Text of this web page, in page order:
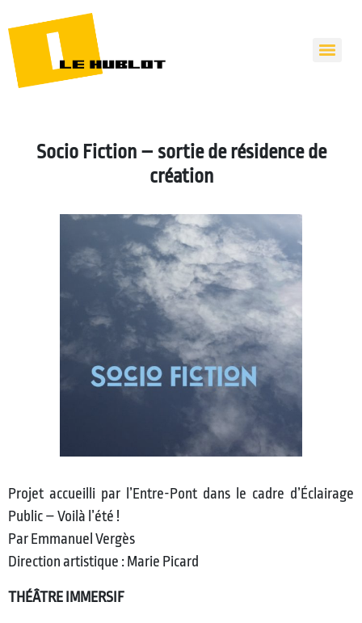
Socio Fiction – sortie de résidence de
création
Projet accueilli par l’Entre-Pont dans le cadre d’Éclairage
Public – Voilà l’été !
Par Emmanuel Vergès
Direction artistique : Marie Picard
​THÉÂTRE IMMERSIF